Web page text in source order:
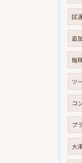
試
追
階
ツ
コ
プ
大